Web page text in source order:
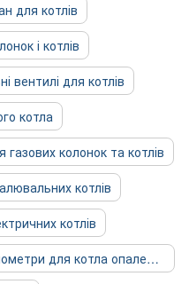
для котлів
і котлів
вентилі для котлів
котла
колонок та котлів
котлів
котлів
Термометри та термоманометри для котла опалення